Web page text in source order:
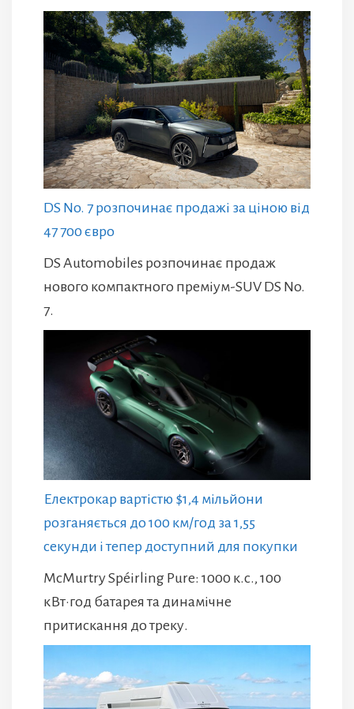
DS No. 7 розпочинає продажі за ціною від
47 700 євро
DS Automobiles розпочинає продаж
нового компактного преміум-SUV DS No.
7.
Електрокар вартістю $1,4 мільйони
розганяється до 100 км/год за 1,55
секунди і тепер доступний для покупки
McMurtry Spéirling Pure: 1000 к.с., 100
кВт·год батарея та динамічне
притискання до треку.